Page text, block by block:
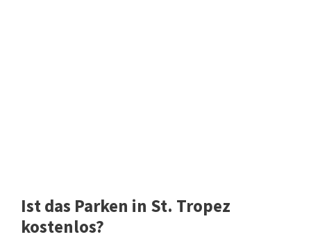
Ist das Parken in St. Tropez
kostenlos?